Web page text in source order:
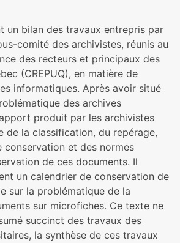
un bilan des travaux entrepris par
comité des archivistes, réunis au
des recteurs et principaux des
(CREPUQ), en matière de
informatiques. Après avoir situé
des archives
produit par les archivistes
de la classification, du repérage,
conservation et des normes
de ces documents. Il
un calendrier de conservation de
sur la problématique de la
sur microfiches. Ce texte ne
succinct des travaux des
la synthèse de ces travaux